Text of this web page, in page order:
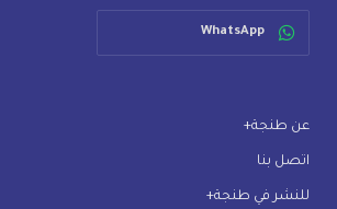
WhatsApp
عن طنجة+
اتصل بنا
للنشر في طنجة+